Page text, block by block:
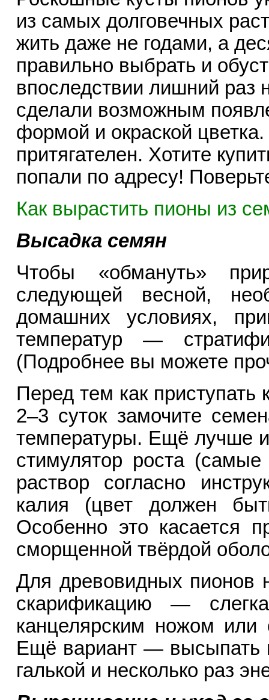
из самых долговечных
жить даже не годами, а
правильно выбрать и
впоследствии лишний раз
сделали возможным
формой и окраской
притягателен. Хотите
попали по адресу!
Как вырастить пионы из
Высадка семян
Чтобы «обмануть»
следующей весной,
домашних условиях,
температур —
(Подробнее вы можете
Перед тем как
2–3 суток замочите
температуры. Ещё лучше
стимулятор роста
раствор согласно
калия (цвет должен
Особенно это касается
сморщенной твёрдой
Для древовидных пионов
скарификацию —
канцелярским ножом или
Ещё вариант — высыпать
галькой и несколько раз